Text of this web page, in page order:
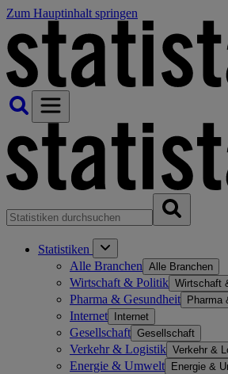
Zum Hauptinhalt springen
Statistiken
Alle Branchen Alle Branchen
Wirtschaft & Politik Wirtschaft
Pharma & Gesundheit Pharma
Internet Internet
Gesellschaft Gesellschaft
Verkehr & Logistik Verkehr &
Energie & Umwelt Energie &